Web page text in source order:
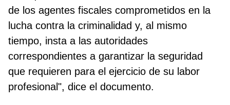
de los agentes fiscales comprometidos en la
lucha contra la criminalidad y, al mismo
tiempo, insta a las autoridades
correspondientes a garantizar la seguridad
que requieren para el ejercicio de su labor
profesional", dice el documento.